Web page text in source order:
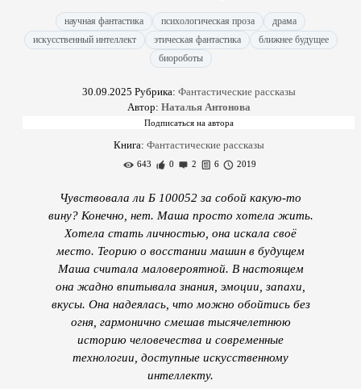
научная фантастика психологическая проза
драма
искусственный интеллект
этическая фантастика
ближнее будущее
биороботы
30.09.2025 Рубрика: Фантастические рассказы
Автор: Наталья Антонова
Книга: Фантастические рассказы
643 0 2 6 2019
Чувствовала ли Б 100052 за собой какую-то
вину? Конечно, нет. Маша просто хотела жить.
Хотела стать личностью, она искала своё
место. Теорию о восстании машин в будущем
Маша считала маловероятной. В настоящем
она жадно впитывала знания, эмоции, запахи,
вкусы. Она надеялась, что можно обойтись без
огня, гармонично смешав тысячелетнюю
историю человечества и современные
технологии, доступные искусственному
интеллекту.